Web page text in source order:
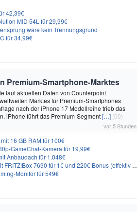
42,39€
MID 54L für 29,99€
wäre kein Trennungsgrund
für 34,99€
Premium-Smartphone-Marktes
laut aktuellen Daten von Counterpoint
Marktes für Premium-Smartphones
nach der iPhone 17 Modellreihe trieb das
iPhone führt das Premium-Segment[…] (00)
vor 5 Stunden
16 GB RAM für 100€
GameChat-Kamera für 19,99€
Anbaudach für 1.048€
7690 für 1€ und 220€ Bonus (effektiv ab 19,74€/Monat)
Monitor für 549€